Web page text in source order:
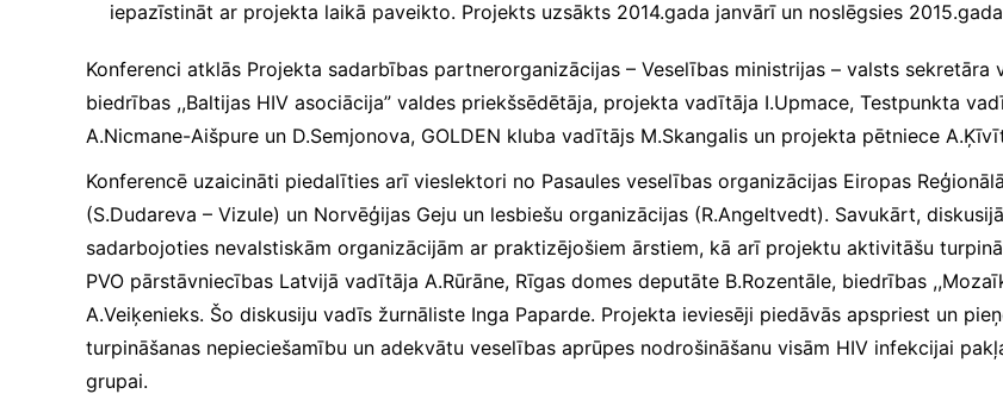
iepazīstināt ar projekta laikā paveikto. Projekts uzsākts 2014.gada janvārī un noslēgsies
Konferenci atklās Projekta sadarbības partnerorganizācijas – Veselības ministrijas – valsts
biedrības ,,Baltijas HIV asociācija” valdes priekšsēdētāja, projekta vadītāja I.Upmace, Testpunkta
A.Nicmane-Aišpure un D.Semjonova, GOLDEN kluba vadītājs M.Skangalis un projekta pētniece
Konferencē uzaicināti piedalīties arī vieslektori no Pasaules veselības organizācijas Eiropas
(S.Dudareva – Vizule) un Norvēģijas Geju un lesbiešu organizācijas (R.Angeltvedt). Savukārt,
sadarbojoties nevalstiskām organizācijām ar praktizējošiem ārstiem, kā arī projektu aktivitāšu
PVO pārstāvniecības Latvijā vadītāja A.Rūrāne, Rīgas domes deputāte B.Rozentāle, biedrības
A.Veiķenieks. Šo diskusiju vadīs žurnāliste Inga Paparde. Projekta ieviesēji piedāvās apspriest un
turpināšanas nepieciešamību un adekvātu veselības aprūpes nodrošināšanu visām HIV infekcijai
grupai.
nepieciešami
funkcijām. Bez tiem
tīmekļa vietni nevar
paredzēts. Turklāt tie
nodrošina pareizo
funkcionalitāti, ja lapa
tiek mainīta no http uz
https, tādēļ tiek
paaugstinātas drošības
prasības. Būtisko
sīkfailu izmantošanai
nav nepieciešama jūsu
piekrišana.